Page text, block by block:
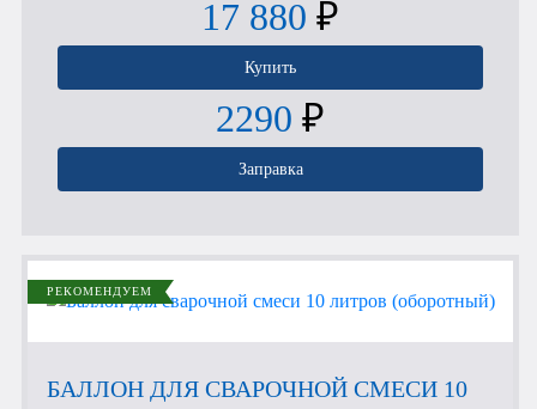
17 880 ₽
Купить
2290 ₽
Заправка
РЕКОМЕНДУЕМ
БАЛЛОН ДЛЯ СВАРОЧНОЙ СМЕСИ 10